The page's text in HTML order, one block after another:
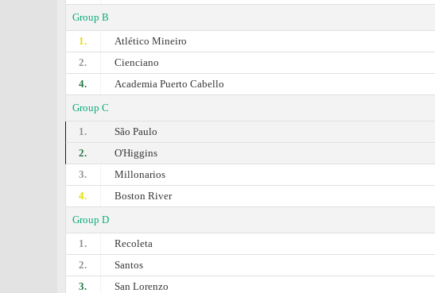
Group B
1.
Atlético Mineiro
2.
Cienciano
4.
Academia Puerto Cabello
Group C
1.
São Paulo
2.
O'Higgins
3.
Millonarios
4.
Boston River
Group D
1.
Recoleta
2.
Santos
3.
San Lorenzo